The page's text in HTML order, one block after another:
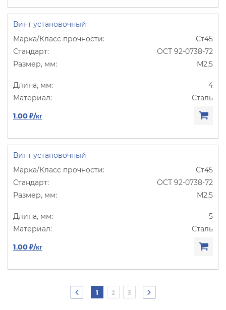
Винт установочный
Ст45
ОСТ 92-0738-72
М2,5
4
Сталь
1.00 ₽/кг
Винт установочный
Ст45
ОСТ 92-0738-72
М2,5
5
Сталь
1.00 ₽/кг
1 2 3